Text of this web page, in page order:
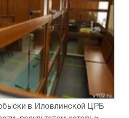
в Иловлинской ЦРБ